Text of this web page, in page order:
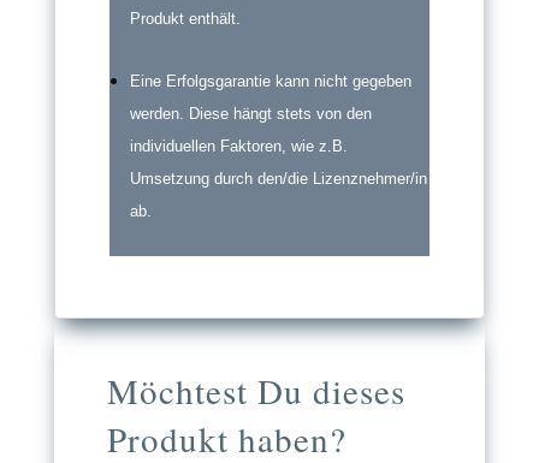
Produkt enthält.
Eine Erfolgsgarantie kann nicht gegeben
werden. Diese hängt stets von den
individuellen Faktoren, wie z.B.
Umsetzung durch den/die Lizenznehmer/in
ab.
Möchtest Du dieses
Produkt haben?